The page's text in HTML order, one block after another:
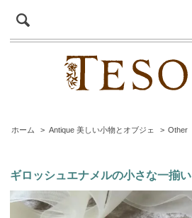
ホーム > Antique 美しい小物とオブジェ > Other
ギロッシュエナメルの小さな一揃い